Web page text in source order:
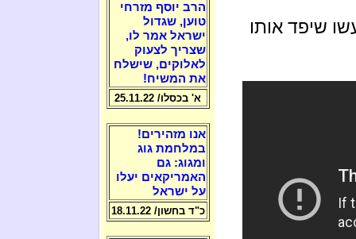
שיפד אותו
הרב יוסף מזרחי
טוען, שגדול
ישראל אמר לו,
שצריך לצעוק
לאלוקים, שישלח
את המשיח!
א' בכסלו/ 25.11.22
אנו מזהירים!
במלחמת גוג
ומגוג: גם
האמריקאים יעלו
על ישראל
כ"ד בחשון/ 18.11.22